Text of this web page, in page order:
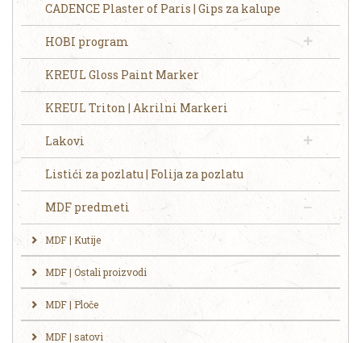
CADENCE Plaster of Paris | Gips za kalupe
HOBI program
KREUL Gloss Paint Marker
KREUL Triton | Akrilni Markeri
Lakovi
Listići za pozlatu | Folija za pozlatu
MDF predmeti
MDF | Kutije
MDF | Ostali proizvodi
MDF | Ploče
MDF | satovi